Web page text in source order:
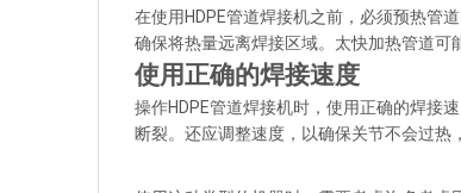
在使用HDPE管道焊接机之前，必须预热管
确保将热量远离焊接区域。太快加热管道可
使用正确的焊接速度
操作HDPE管道焊接机时，使用正确的焊接
断裂。还应调整速度，以确保关节不会过热